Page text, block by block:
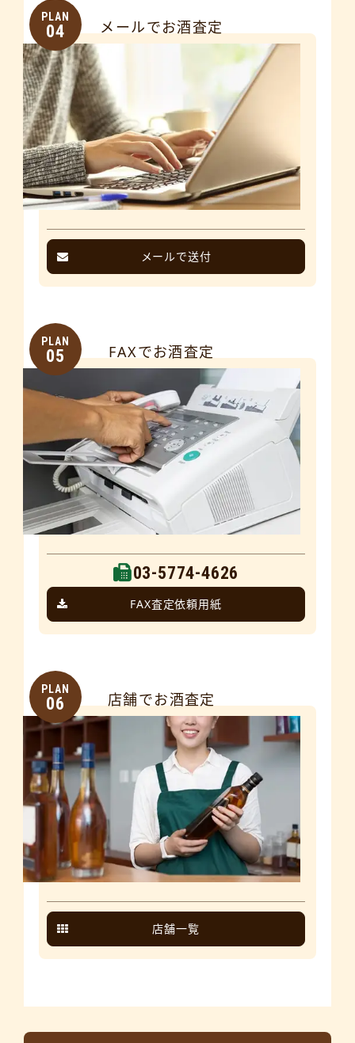
PLAN
04 メールでお酒査定
メールで送付
PLAN
05 FAXでお酒査定
03-5774-4626
FAX査定依頼用紙
PLAN
06 店舗でお酒査定
店舗一覧